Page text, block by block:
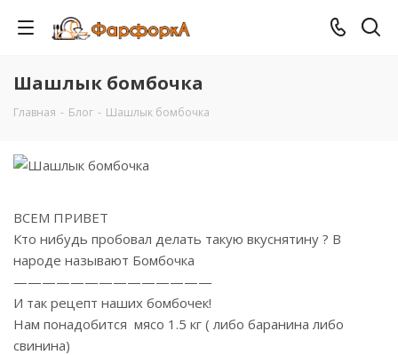
Шашлык бомбочка
Главная - Блог - Шашлык бомбочка
ВСЕМ ПРИВЕТ
Кто нибудь пробовал делать такую вкуснятину ? В
народе называют Бомбочка
——————————————
И так рецепт наших бомбочек!
Нам понадобится мясо 1.5 кг ( либо баранина либо
свинина)